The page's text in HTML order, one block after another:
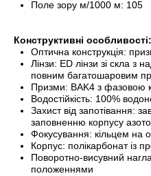
Поле зору м/1000 м: 105
Конструктивні особливості:
Оптична конструкція:
Лінзи: ED лінзи зі скла з
повним багатошаровим
Призми: BAK4 з фазовою
Водостійкість: 100%
Захист від запотівання:
заповненню корпусу
Фокусування: кільцем на
Корпус: полікарбонат із
Поворотно-висувний
положеннями